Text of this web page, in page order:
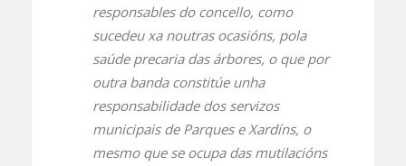
responsables do concello, como
sucedeu xa noutras ocasións, pola
saúde precaria das árbores, o que por
outra banda constitúe unha
responsabilidade dos servizos
municipais de Parques e Xardíns, o
mesmo que se ocupa das mutilacións